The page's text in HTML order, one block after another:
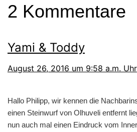
2 Kommentare
Yami & Toddy
August 26, 2016 um 9:58 a.m. Uhr
Hallo Philipp, wir kennen die
einen Steinwurf von Olhuveli entfernt
nun auch mal einen Eindruck vom